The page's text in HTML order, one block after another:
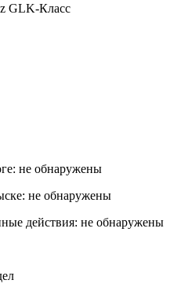
GLK-Класс
не обнаружены
не обнаружены
действия: не обнаружены